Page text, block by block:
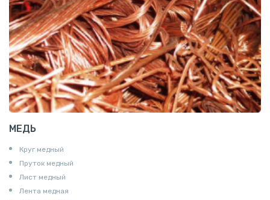
МЕДЬ
Круг медный
Пруток медный
Лист медный
Лента медная